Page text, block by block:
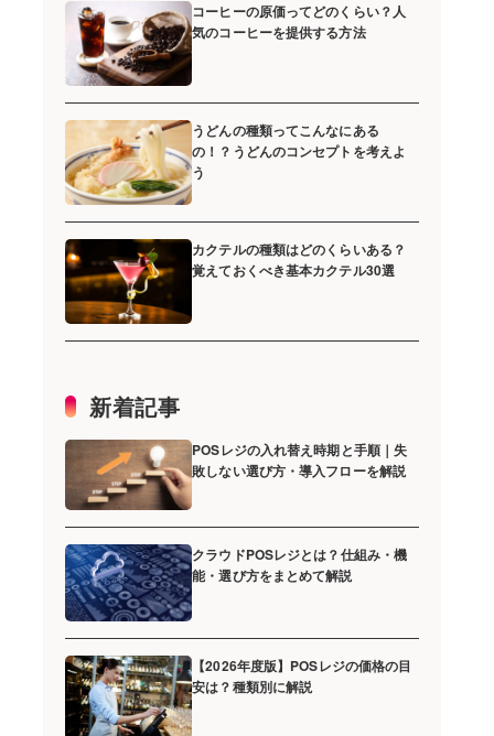
コーヒーの原価ってどのくらい？人
気のコーヒーを提供する方法
うどんの種類ってこんなにある
の！？うどんのコンセプトを考えよ
う
カクテルの種類はどのくらいある？
覚えておくべき基本カクテル30選
新着記事
POSレジの入れ替え時期と手順｜失
敗しない選び方・導入フローを解説
クラウドPOSレジとは？仕組み・機
能・選び方をまとめて解説
【2026年度版】POSレジの価格の目
安は？種類別に解説